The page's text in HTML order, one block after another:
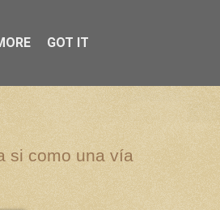
si como una vía
GOT IT